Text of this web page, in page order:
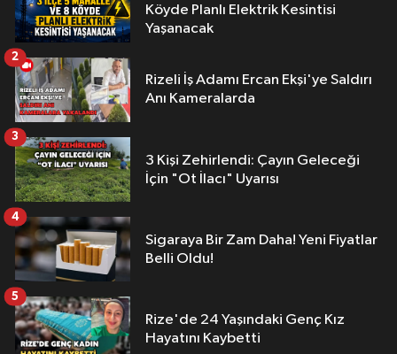
Köyde Planlı Elektrik Kesintisi
Yaşanacak
Rizeli İş Adamı Ercan Ekşi'ye Saldırı
Anı Kameralarda
2
3 Kişi Zehirlendi: Çayın Geleceği
İçin "Ot İlacı" Uyarısı
3
Sigaraya Bir Zam Daha! Yeni Fiyatlar
Belli Oldu!
4
Rize'de 24 Yaşındaki Genç Kız
Hayatını Kaybetti
5